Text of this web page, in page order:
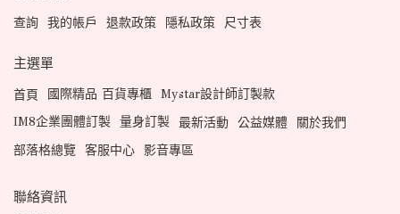
查詢 我的帳戶 退款政策 隱私政策 尺寸表
主選單
首頁 國際精品 百貨專櫃 Mystar設計師訂製款
IM8企業團體訂製 量身訂製 最新活動 公益媒體
關於我們
部落格總覽 客服中心 影音專區
聯絡資訊